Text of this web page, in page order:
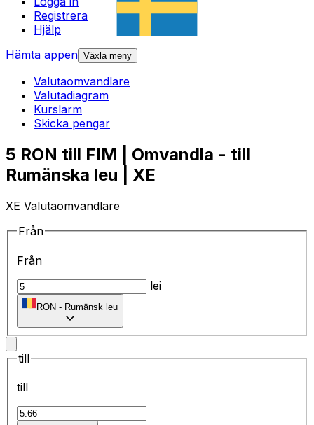
Registrera
Hjälp
Hämta appen Växla meny
Valutaomvandlare
Valutadiagram
Kurslarm
Skicka pengar
5 RON till FIM | Omvandla - till
Rumänska leu | XE
XE Valutaomvandlare
Från
Från
lei
RON - Rumänsk leu
till
till